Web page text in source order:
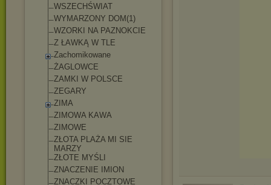
WSZECHŚWIAT
WYMARZONY DOM(1)
WZORKI NA PAZNOKCIE
Z ŁAWKĄ W TLE
Zachomikowane
ŻAGLOWCE
ZAMKI W POLSCE
ZEGARY
ZIMA
ZIMOWA KAWA
ZIMOWE
ZŁOTA PLAŻA MI SIE
MARZY
ZŁOTE MYŚLI
ZNACZENIE IMION
ZNACZKI POCZTOWE